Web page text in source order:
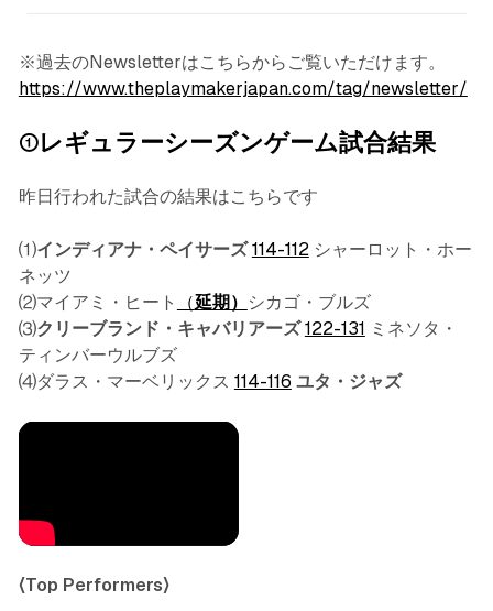
※過去のNewsletterはこちらからご覧いただけます。
https://www.theplaymakerjapan.com/tag/newsletter/
①レギュラーシーズンゲーム試合結果
昨日行われた試合の結果はこちらです
⑴インディアナ・ペイサーズ114-112 シャーロット・ホー
ネッツ
⑵マイアミ・ヒート
（延期） シカゴ・ブルズ
⑶クリーブランド・キャバリアーズ122-131 ミネソタ・
ティンバーウルブズ
⑷ダラス・マーベリックス 114-116 ユタ・ジャズ
〈Top Performers〉